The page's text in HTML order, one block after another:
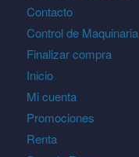
Contacto
Control de Maquinaria
Finalizar compra
Inicio
Mi cuenta
Promociones
Renta